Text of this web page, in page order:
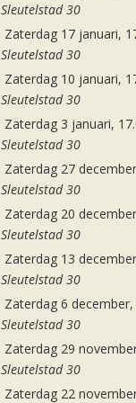
Sleutelstad 30
Zaterdag 17 januari,
Sleutelstad 30
Zaterdag 10 januari,
Sleutelstad 30
Zaterdag 3 januari,
Sleutelstad 30
Zaterdag 27
Sleutelstad 30
Zaterdag 20
Sleutelstad 30
Zaterdag 13
Sleutelstad 30
Zaterdag 6
Sleutelstad 30
Zaterdag 29
Sleutelstad 30
Zaterdag 22